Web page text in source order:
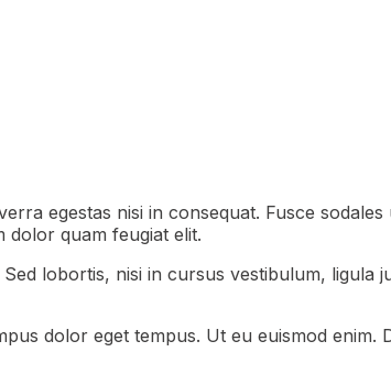
egestas nisi in consequat. Fusce
dolor quam feugiat elit.
lobortis, nisi in cursus vestibulum, ligula
dolor eget tempus. Ut eu euismod